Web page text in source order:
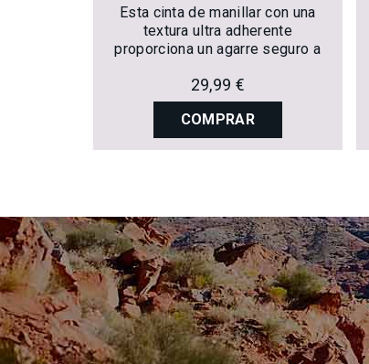
Esta cinta de manillar con una
textura ultra adherente
proporciona un agarre seguro a
de carretera.
29,99 €
COMPRAR